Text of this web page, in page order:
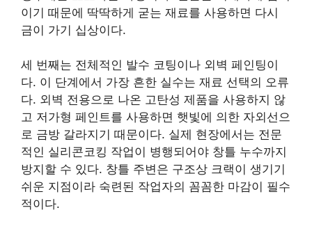
이기 때문에 딱딱하게 굳는 재료를 사용하면 다시
금이 가기 십상이다.
세 번째는 전체적인 발수 코팅이나 외벽 페인팅이
다. 이 단계에서 가장 흔한 실수는 재료 선택의 오류
다. 외벽 전용으로 나온 고탄성 제품을 사용하지 않
고 저가형 페인트를 사용하면 햇빛에 의한 자외선으
로 금방 갈라지기 때문이다. 실제 현장에서는 전문
적인 실리콘코킹 작업이 병행되어야 창틀 누수까지
방지할 수 있다. 창틀 주변은 구조상 크랙이 생기기
쉬운 지점이라 숙련된 작업자의 꼼꼼한 마감이 필수
적이다.